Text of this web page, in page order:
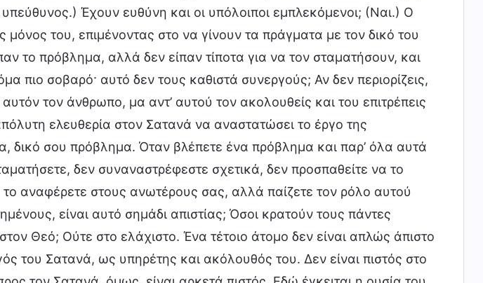
Έχουν ευθύνη και οι υπόλοιποι εμπλεκόμενοι; (Ναι.) Ο
μόνος του, επιμένοντας στο να γίνουν τα πράγματα με τον δικό του
το πρόβλημα, αλλά δεν είπαν τίποτα για να τον σταματήσουν, και
πιο σοβαρό· αυτό δεν τους καθιστά συνεργούς; Αν δεν περιορίζεις,
τον άνθρωπο, μα αντ’ αυτού τον ακολουθείς και του επιτρέπεις
ελευθερία στον Σατανά να αναστατώσει το έργο της
δικό σου πρόβλημα. Όταν βλέπετε ένα πρόβλημα και παρ’ όλα αυτά
δεν συναναστρέφεστε σχετικά, δεν προσπαθείτε να το
το αναφέρετε στους ανωτέρους σας, αλλά παίζετε τον ρόλο αυτού
είναι αυτό σημάδι απιστίας; Όσοι κρατούν τους πάντες
στον Θεό; Ούτε στο ελάχιστο. Ένα τέτοιο άτομο δεν είναι απλώς άπιστο
του Σατανά, ως υπηρέτης και ακόλουθός του. Δεν είναι πιστός στο